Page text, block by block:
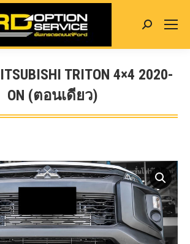
Search:
TRITON 4×4 2020-
ON (ตอนเดียว)
You are here: